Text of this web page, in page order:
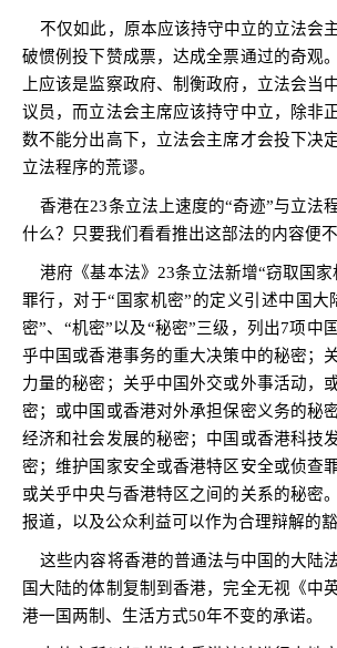
不仅如此，原本应该持守中立的立法会
破惯例投下赞成票，达成全票通过的奇观
上应该是监察政府、制衡政府，立法会当
议员，而立法会主席应该持守中立，除非
数不能分出高下，立法会主席才会投下决
立法程序的荒谬。
香港在23条立法上速度的“奇迹”与立法
什么？只要我们看看推出这部法的内容便
港府《基本法》 23条立法新增“窃取国家
罪行，对于“ 国家机密”的定义引述中国大
密”、 “机密”以及“秘密”三级，列出7项中
乎中国或香港事务的重大决策中的秘密；
力量的秘密；关乎中国外交或外事活动，
密；或中国或香港对外承担保密义务的秘
经济和社会发展的秘密；中国或香港科技
密；维护国家安全或香港特区安全或侦查
或关乎中央与香港特区之间的关系的秘密
报道，以及公众利益可以作为合理辩解的豁
这些内容将香港的普通法与中国的大陆
国大陆的体制复制到香港，完全无视《中
港一国两制、生活方式50年不变的承诺。